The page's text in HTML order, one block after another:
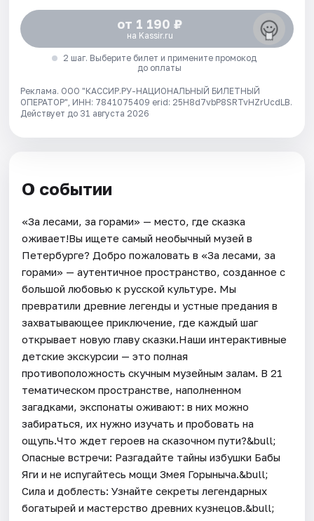
от 1 190 ₽
на Kassir.ru
2 шаг. Выберите билет и примените промокод
до оплаты
Реклама. ООО "КАССИР.РУ-НАЦИОНАЛЬНЫЙ БИЛЕТНЫЙ
ОПЕРАТОР", ИНН: 7841075409 erid: 25H8d7vbP8SRTvHZrUcdLB.
Действует до 31 августа 2026
О событии
«За лесами, за горами» — место, где сказка
оживает!Вы ищете самый необычный музей в
Петербурге? Добро пожаловать в «За лесами, за
горами» — аутентичное пространство, созданное с
большой любовью к русской культуре. Мы
превратили древние легенды и устные предания в
захватывающее приключение, где каждый шаг
открывает новую главу сказки.Наши интерактивные
детские экскурсии — это полная
противоположность скучным музейным залам. В 21
тематическом пространстве, наполненном
загадками, экспонаты оживают: в них можно
забираться, их нужно изучать и пробовать на
ощупь.Что ждет героев на сказочном пути?&bull;
Опасные встречи: Разгадайте тайны избушки Бабы
Яги и не испугайтесь мощи Змея Горыныча.&bull;
Сила и доблесть: Узнайте секреты легендарных
богатырей и мастерство древних кузнецов.&bull;